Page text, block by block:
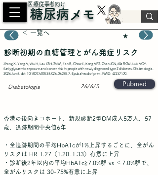
​医療従事者向け
糖尿病メモ
＜ 一覧へ ★
診断初期の血糖管理とがん発症リスク
Zhang X, Yang A, Wu H, Lau ESH, Shi M, Fan B, Chow E, Kong APS, Chan JCN, Ma RCW, Luk AOY.
Early glycaemic exposure and cancer risk in people with newly diagnosed type 2 diabetes. Diabetologia.
2026 Jun 5. doi: 10.1007/s00125-026-06758-7. Epub ahead of print. PMID: 42247170
26/6/5
Diabetologia Pubmed
香港の後向きコホート、新規診断2型DM成人5万人、57
歳、追跡期間中央値6年
・全追跡期間の平均HbA1cが1%上昇するごとに、全がん
リスクは HR 1.27（1.20-1.33）有意に上昇
・診断後2年以内の平均HbA1c≧7.0%群 vs ＜7.0%群で、
全がんリスクは 30-75%有意に上昇